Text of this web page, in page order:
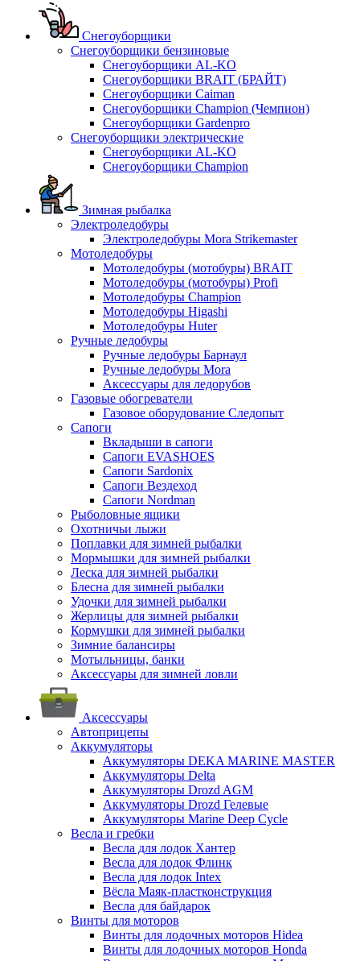
Снегоуборщики
Снегоуборщики бензиновые
Снегоуборщики AL-KO
Снегоуборщики BRAIT (БРАЙТ)
Снегоуборщики Caiman
Снегоуборщики Champion (Чемпион)
Снегоуборщики Gardenpro
Снегоуборщики электрические
Снегоуборщики AL-KO
Снегоуборщики Champion
Зимная рыбалка
Электроледобуры
Электроледобуры Mora Strikemaster
Мотоледобуры
Мотоледобуры (мотобуры) BRAIT
Мотоледобуры (мотобуры) Profi
Мотоледобуры Champion
Мотоледобуры Higashi
Мотоледобуры Huter
Ручные ледобуры
Ручные ледобуры Барнаул
Ручные ледобуры Mora
Аксессуары для ледорубов
Газовые обогреватели
Газовое оборудование Следопыт
Сапоги
Вкладыши в сапоги
Сапоги EVASHOES
Сапоги Sardonix
Сапоги Вездеход
Сапоги Nordman
Рыболовные ящики
Охотничьи лыжи
Поплавки для зимней рыбалки
Мормышки для зимней рыбалки
Леска для зимней рыбалки
Блесна для зимней рыбалки
Удочки для зимней рыбалки
Жерлицы для зимней рыбалки
Кормушки для зимней рыбалки
Зимние балансиры
Мотыльницы, банки
Аксессуары для зимней ловли
Аксессуары
Автоприцепы
Аккумуляторы
Аккумуляторы DEKA MARINE MASTER
Аккумуляторы Delta
Аккумуляторы Drozd AGM
Аккумуляторы Drozd Гелевые
Аккумуляторы Marine Deep Cycle
Весла и гребки
Весла для лодок Хантер
Весла для лодок Флинк
Весла для лодок Intex
Вёсла Маяк-пластконструкция
Весла для байдарок
Винты для моторов
Винты для лодочных моторов Hidea
Винты для лодочных моторов Honda